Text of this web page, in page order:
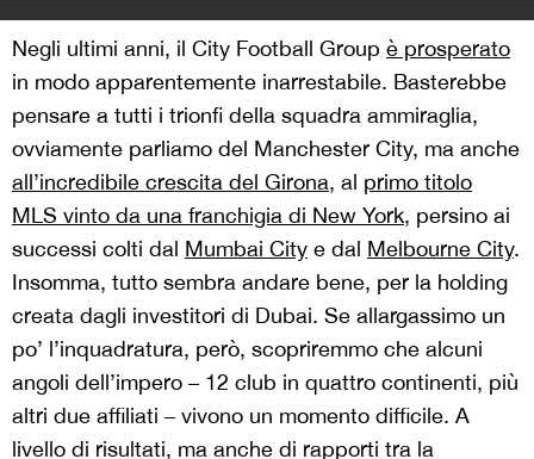
Negli ultimi anni, il City Football Group è prosperato
in modo apparentemente inarrestabile. Basterebbe
pensare a tutti i trionfi della squadra ammiraglia,
ovviamente parliamo del Manchester City, ma anche
all’incredibile crescita del Girona, al primo titolo
MLS vinto da una franchigia di New York, persino ai
successi colti dal Mumbai City e dal Melbourne City.
Insomma, tutto sembra andare bene, per la holding
creata dagli investitori di Dubai. Se allargassimo un
po’ l’inquadratura, però, scopriremmo che alcuni
angoli dell’impero – 12 club in quattro continenti, più
altri due affiliati – vivono un momento difficile. A
livello di risultati, ma anche di rapporti tra la